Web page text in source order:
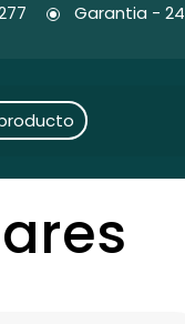
Garantia -